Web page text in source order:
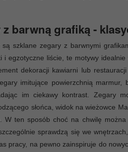
barwną grafiką -
szklane zegary z barwnymi
i egzotyczne liście, te motywy
dekoracji kawiarni lub
imitujące powierzchnią
im ciekawy kontrast. Zegary
słońca, widok na wieżowce
W ten sposób choć na chwilę
sprawdzą się we
pracy, na pewno zainspiruje do